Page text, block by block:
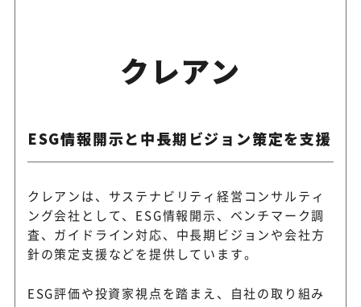
クレアン
ESG情報開示と中長期ビジョン策定を支援
クレアンは、サステナビリティ経営コンサルティ
ング会社として、ESG情報開示、ベンチマーク調
査、ガイドライン対応、中長期ビジョンや会社方
針の策定支援などを提供しています。
ESG評価や投資家視点を踏まえ、自社の取り組み